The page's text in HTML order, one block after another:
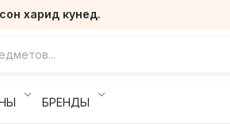
харид кунед.
БРЕНДЫ